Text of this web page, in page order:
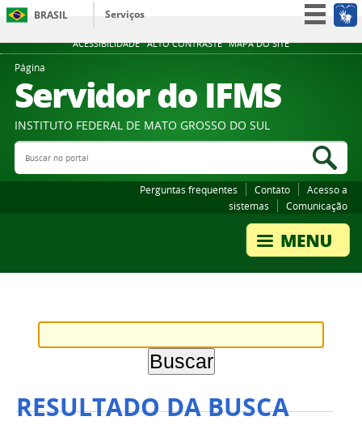
ACESSIBILIDADE ALTO CONTRASTE MAPA DO SITE
BRASIL
Serviços
Participe
Legislação
Canais
Página
Servidor do IFMS
INSTITUTO FEDERAL DE MATO GROSSO DO SUL
Buscar no portal
Perguntas frequentes Contato
Acesso a
sistemas
Comunicação
RESULTADO DA BUSCA